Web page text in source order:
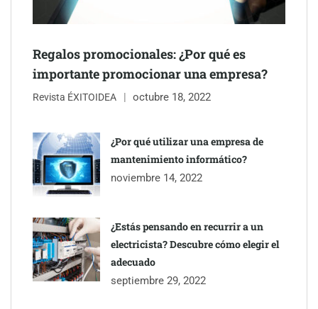
inmobiliarios: hasta 82% de ahorro por cobro
Gestoría Online reduce a unas horas el alta de autónomo
Regalos promocionales: ¿Por qué es
importante promocionar una empresa?
Revista ÉXITOIDEA octubre 18, 2022
¿Por qué utilizar una empresa de
mantenimiento informático?
noviembre 14, 2022
¿Estás pensando en recurrir a un
electricista? Descubre cómo elegir el
adecuado
septiembre 29, 2022